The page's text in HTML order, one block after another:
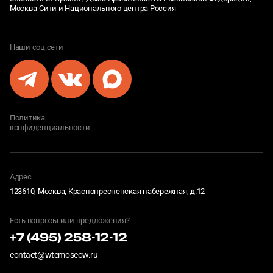
Москва-Сити и Национального центра Россия
Наши соц.сети
Политика
конфиденциальности
Адрес
123610, Москва, Краснопресненская набережная, д.12
Есть вопросы или предложения?
+7 (495) 258-12-12
contact@wtcmoscow.ru